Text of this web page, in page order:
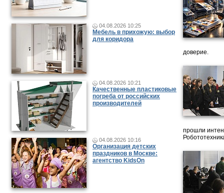
04.08.2026 10:25
Мебель в прихожую: выбор
для коридора
04.08.2026 10:21
Качественные пластиковые
погреба от российских
производителей
04.08.2026 10:16
Организация детских
праздников в Москве:
агентство KidsOn
доверие.
прошли